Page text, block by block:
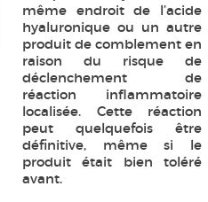
même endroit de l’acide
hyaluronique ou un autre
produit de comblement en
raison du risque de
déclenchement de
réaction inflammatoire
localisée. Cette réaction
peut quelquefois être
définitive, même si le
produit était bien toléré
avant.